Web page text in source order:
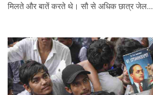
मिलते और बातें करते थे। सौ से अधिक छात्र जेल...